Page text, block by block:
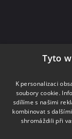
© 2026
MKS Beseda,
IČO: 00091758,
Tyto
K personalizaci
soubory cookie.
sdílíme s našimi
kombinovat s
shromáždili při